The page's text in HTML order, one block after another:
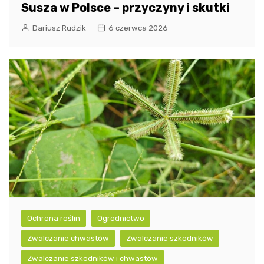
Susza w Polsce – przyczyny i skutki
Dariusz Rudzik 6 czerwca 2026
Ochrona roślin Ogrodnictwo
Zwalczanie chwastów Zwalczanie szkodników
Zwalczanie szkodników i chwastów